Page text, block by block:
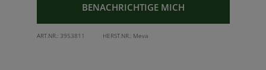
BENACHRICHTIGE MICH
ART.NR.: 3953811 HERST.NR.: Meva